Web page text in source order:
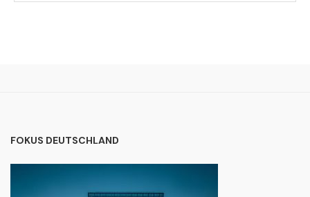
FOKUS DEUTSCHLAND